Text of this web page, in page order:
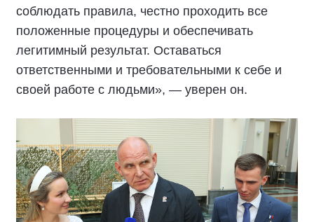
соблюдать правила, честно проходить все
положенные процедуры и обеспечивать
легитимный результат. Оставаться
ответственными и требовательными к себе и
своей работе с людьми», — уверен он.